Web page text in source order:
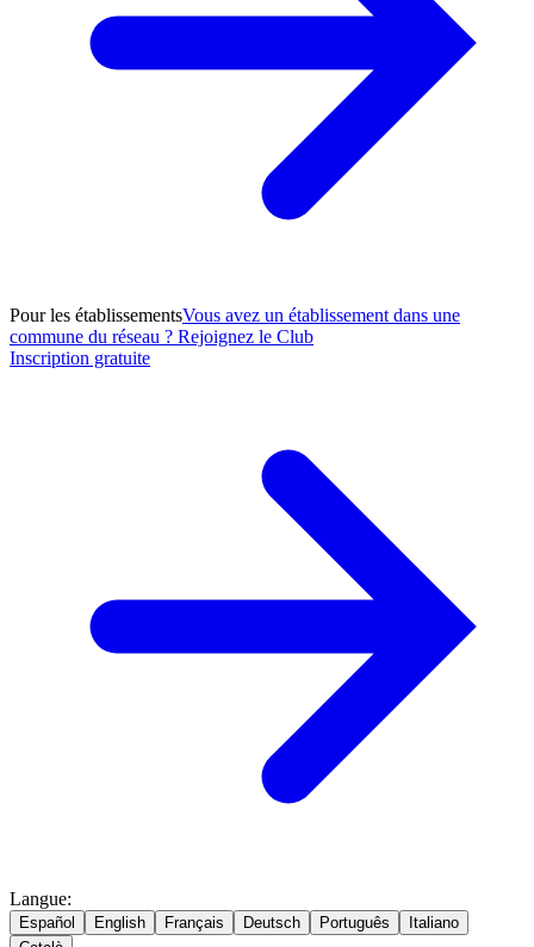
Pour les établissementsVous avez un établissement dans une
commune du réseau ? Rejoignez le Club
Inscription gratuite
Langue:
Español English Français Deutsch Português
Italiano